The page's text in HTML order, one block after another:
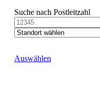
Suche nach Postleitzahl
Auswählen